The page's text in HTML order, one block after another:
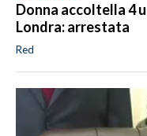
Donna accoltella 4
Londra: arrestata
Red